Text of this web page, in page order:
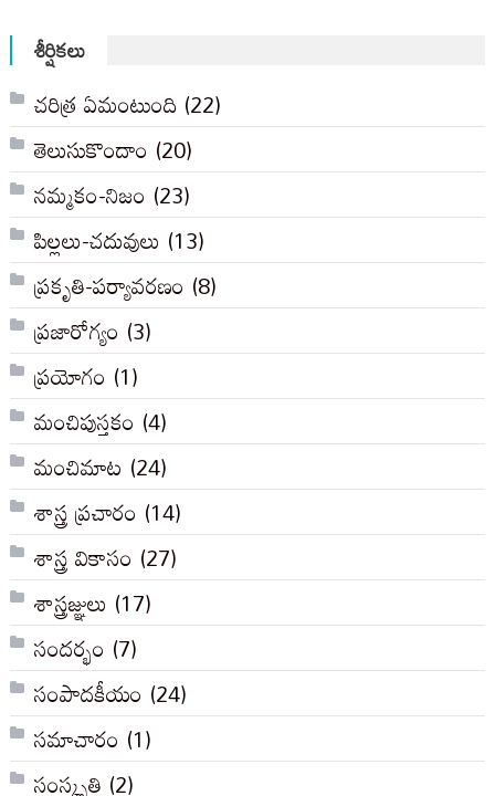
శీర్షికలు
చరిత్ర ఏమంటుంది (22)
తెలుసుకొందాం (20)
నమ్మకం-నిజం (23)
పిల్లలు-చదువులు (13)
ప్రకృతి-పర్యావరణం (8)
ప్రజారోగ్యం (3)
ప్రయోగం (1)
మంచిపుస్తకం (4)
మంచిమాట (24)
శాస్త్ర ప్రచారం (14)
శాస్త్ర వికాసం (27)
శాస్త్రజ్ఞులు (17)
సందర్భం (7)
సంపాదకీయం (24)
సమాచారం (1)
సంస్కృతి (2)